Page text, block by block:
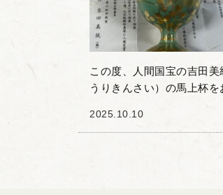
この度、人間国宝の吉田
うりきんさい）の馬上杯
彩」とは...
2025.10.10